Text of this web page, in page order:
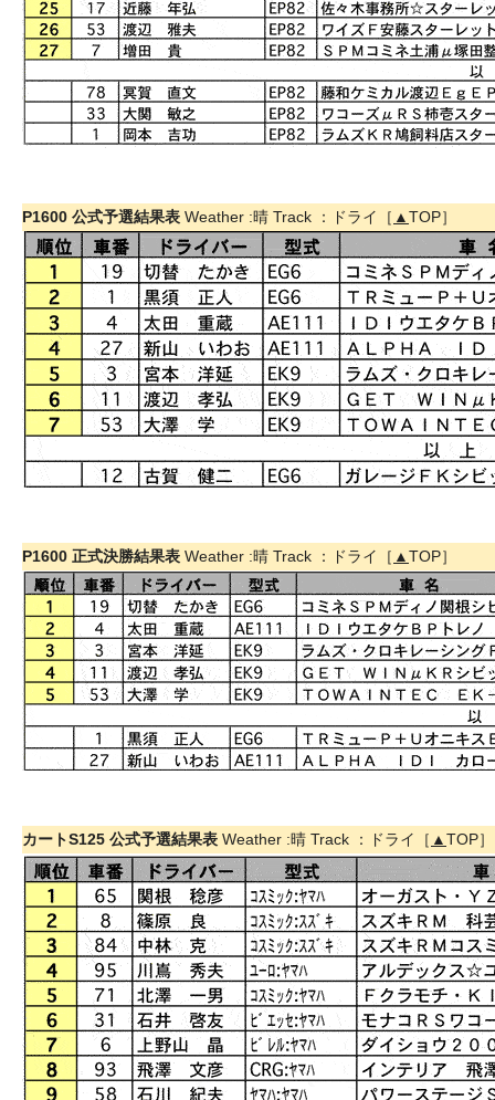
P1600 公式予選結果表 Weather :晴 Track ：ドライ［ ▲TOP］
P1600 正式決勝結果表 Weather :晴 Track ：ドライ［ ▲TOP］
カートS125 公式予選結果表 Weather :晴 Track ：ドライ［ ▲TOP］